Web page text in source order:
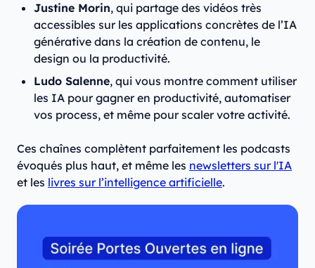
Justine Morin, qui partage des vidéos très
accessibles sur les applications concrètes de l’IA
générative dans la création de contenu, le
design ou la productivité.
Ludo Salenne, qui vous montre comment utiliser
les IA pour gagner en productivité, automatiser
vos process, et même pour scaler votre activité.
Ces chaînes complètent parfaitement les podcasts
évoqués plus haut, et même les newsletters sur l'IA
et les livres sur l’intelligence artificielle.